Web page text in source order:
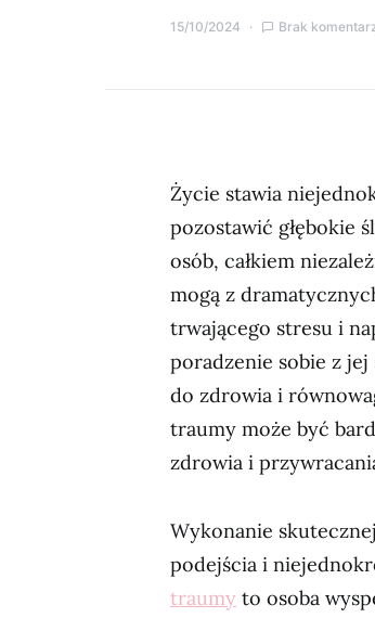
15/10/2024 Brak
Życie stawia
pozostawić głębokie
osób, całkiem
mogą z
trwającego stresu i
poradzenie sobie z
do zdrowia i
traumy może być
zdrowia i
Wykonanie
podejścia i
traumy to osoba